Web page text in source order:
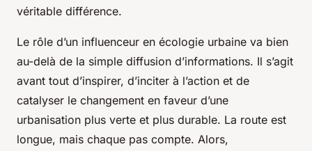
véritable différence.
Le rôle d’un influenceur en écologie urbaine va bien
au-delà de la simple diffusion d’informations. Il s’agit
avant tout d’inspirer, d’inciter à l’action et de
catalyser le changement en faveur d’une
urbanisation plus verte et plus durable. La route est
longue, mais chaque pas compte. Alors,